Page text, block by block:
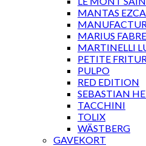
MANTAS
MARIUS FABRE
MARTINELLI
PETITE
PULPO
RED EDITION
SEBASTIAN
TACCHINI
TOLIX
WÄSTBERG
GAVEKORT